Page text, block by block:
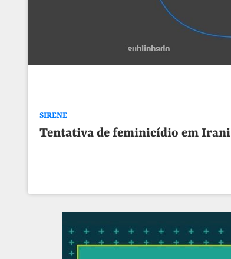
SIRENE
Tentativa de feminicídio em Irani